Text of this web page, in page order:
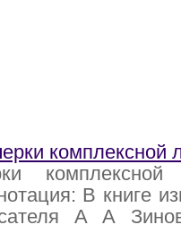
комплексной
комплексной
В книге
А А